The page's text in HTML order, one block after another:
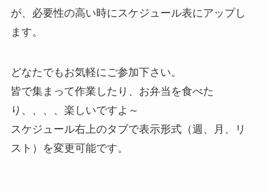
が、必要性の高い時にスケジュール表にアップし
ます。
どなたでもお気軽にご参加下さい。
皆で集まって作業したり、お弁当を食べた
り、、、、楽しいですよ～
スケジュール右上のタブで表示形式（週、月、リ
スト）を変更可能です。